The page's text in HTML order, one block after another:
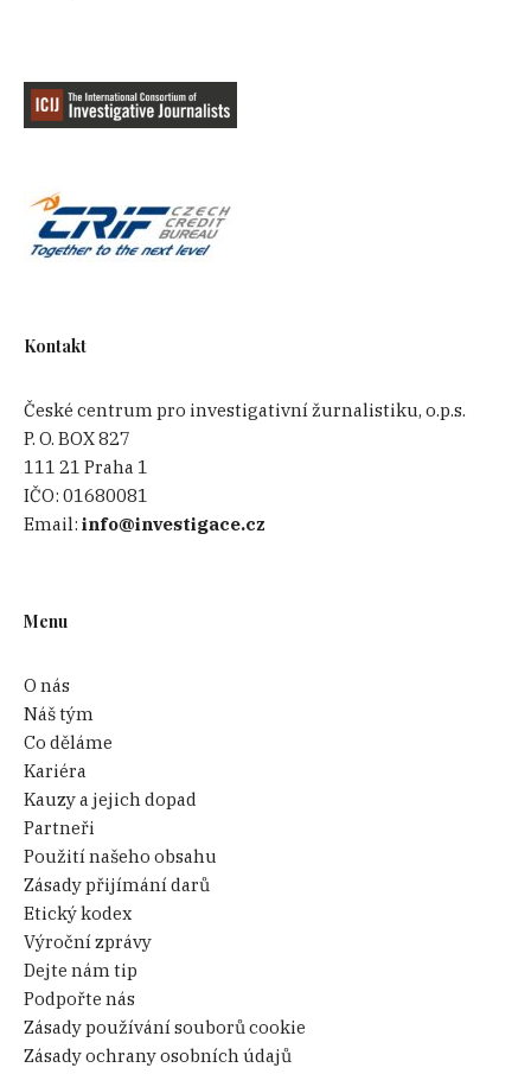
Kontakt
České centrum pro investigativní žurnalistiku, o.p.s.
P. O. BOX 827
111 21 Praha 1
IČO:01680081
Email:info@investigace.cz
Menu
O nás
Náš tým
Co děláme
Kariéra
Kauzy a jejich dopad
Partneři
Použití našeho obsahu
Zásady přijímání darů
Etický kodex
Výroční zprávy
Dejte nám tip
Podpořte nás
Zásady používání souborů cookie
Zásady ochrany osobních údajů